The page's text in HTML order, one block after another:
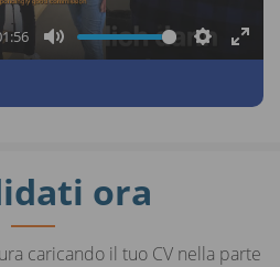
M
S
E
a
ora
caricando il tuo CV nella parte